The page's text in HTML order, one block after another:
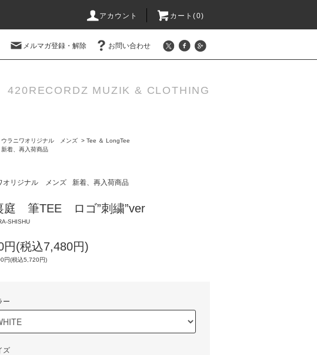
アカウント カート(0)
メルマガ登録・解除 お問い合わせ
420RECORDZ MUZIK & CLOTHING
ウラニワオリジナル メンズ > Tee ＆ LongTee
新着、再入荷商品
オリジナル メンズ 新着、再入荷商品
庭 筆TEE ロゴ”刺繍”ver
SHISHU
円(税込7,480円)
円(税込5,720円)
ー
ズ